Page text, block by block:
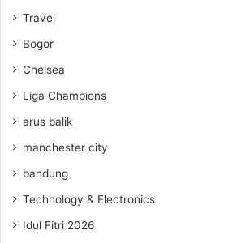
Travel
Bogor
Chelsea
Liga Champions
arus balik
manchester city
bandung
Technology & Electronics
Idul Fitri 2026